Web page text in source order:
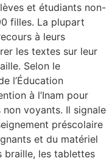
et étudiants non-
filles. La plupart
à leurs
les textes sur leur
Selon le
l’Éducation
à l’Inam pour
voyants. Il signale
préscolaire
et du matériel
braille, les tablettes